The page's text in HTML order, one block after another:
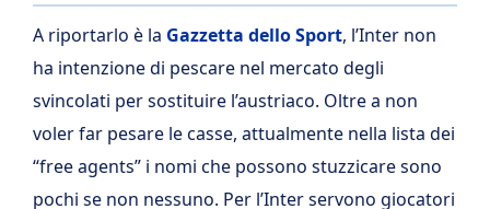
A riportarlo è la Gazzetta dello Sport, l’Inter non
ha intenzione di pescare nel mercato degli
svincolati per sostituire l’austriaco. Oltre a non
voler far pesare le casse, attualmente nella lista dei
“free agents” i nomi che possono stuzzicare sono
pochi se non nessuno. Per l’Inter servono giocatori